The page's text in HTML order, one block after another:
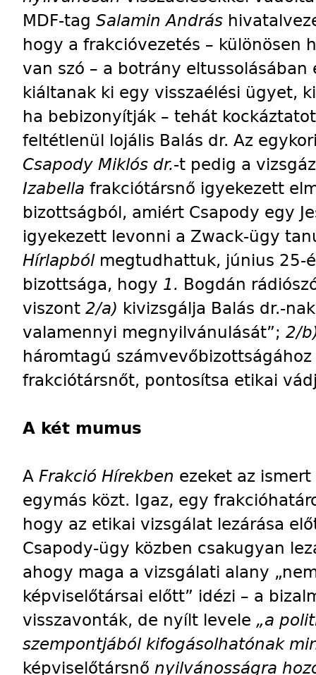
MDF-tag Salamin András
hogy a frakcióvezetés – különösen
van szó – a botrány
kiáltanak ki egy visszaélési ügyet,
ha bebizonyítják – tehát
feltétlenül lojális Balás dr. Az
Csapody Miklós dr.-t pedig a
Izabella frakciótársnő igyekezett
bizottságból, amiért Csapody egy
igyekezett levonni a Zwack-ügy
Hírlapból megtudhattuk, június 25-
bizottsága, hogy 1. Bogdán
viszont 2/a) kivizsgálja Balás dr.-
valamennyi megnyilvánulását”; 2/
háromtagú
frakciótársnőt, pontosítsa etikai
A két mumus
A Frakció Hírekben ezeket az
egymás közt. Igaz, egy
hogy az etikai vizsgálat lezárása
Csapody-ügy közben csakugyan
ahogy maga a vizsgálati alany
képviselőtársai előtt” idézi – a
visszavonták, de nyílt levele „a
szempontjából kifogásolhatónak
képviselőtársnő nyilvánosságra